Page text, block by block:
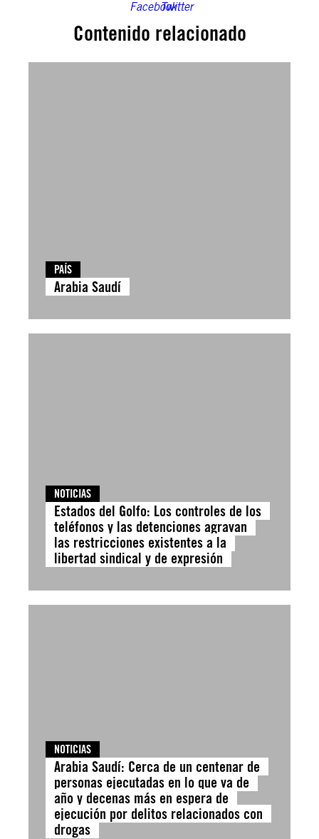
Contenido relacionado
PAÍS
Arabia Saudí
NOTICIAS
Estados del Golfo: Los controles de los
teléfonos y las detenciones agravan
las restricciones existentes a la
libertad sindical y de expresión
NOTICIAS
Arabia Saudí: Cerca de un centenar de
personas ejecutadas en lo que va de
año y decenas más en espera de
ejecución por delitos relacionados con
drogas